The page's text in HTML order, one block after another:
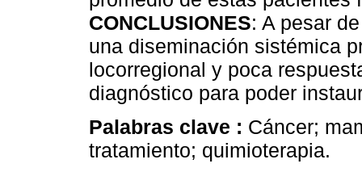
CONCLUSIONES: A pesar
una diseminación sistémica
locorregional y poca
diagnóstico para poder
Palabras clave : Cáncer;
tratamiento; quimioterapia.